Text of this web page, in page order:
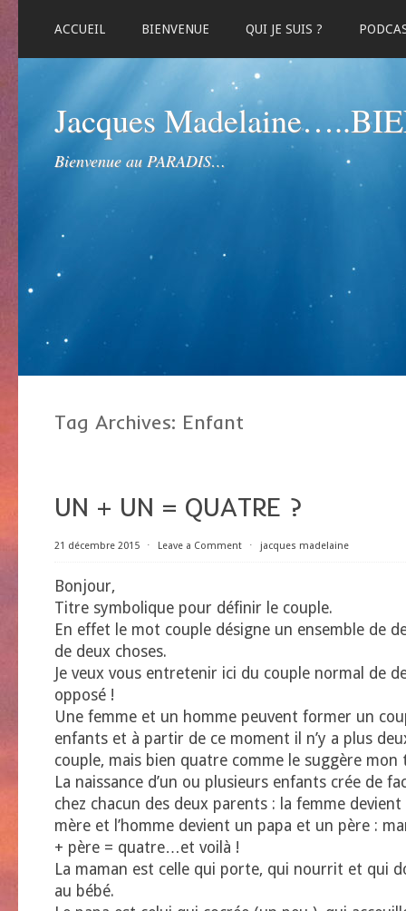
ACCUEIL BIENVENUE QUI JE SUIS ?
Jacques
Bienvenue au PARADIS…
Tag Archives: Enfant
UN + UN = QUATRE ?
21 décembre 2015 ⋅ Leave a Comment ⋅ jacques madelaine
Bonjour,
Titre symbolique pour définir le couple.
En effet le mot couple désigne un ensemble de
de deux choses.
Je veux vous entretenir ici du couple normal de
opposé !
Une femme et un homme peuvent former un
enfants et à partir de ce moment il n’y a plus
couple, mais bien quatre comme le suggère mon
La naissance d’un ou plusieurs enfants crée de
chez chacun des deux parents : la femme
mère et l’homme devient un papa et un père :
+ père = quatre…et voilà !
La maman est celle qui porte, qui nourrit et qui
au bébé.